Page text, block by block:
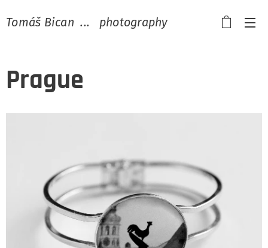
Tomáš Bican ... photography
Prague